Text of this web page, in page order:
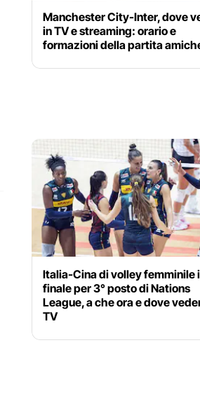
Manchester City-Inter, dove
in TV e streaming: orario e
formazioni della partita
Italia-Cina di volley femminile
finale per 3° posto di Nations
League, a che ora e dove
TV